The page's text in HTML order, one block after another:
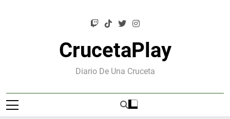
CrucetaPlay
Diario De Una Cruceta